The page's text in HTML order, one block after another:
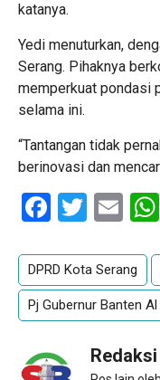
katanya.
Yedi menuturkan,
Serang. Pihaknya
memperkuat pondasi
selama ini.
“Tantangan tidak
berinovasi dan
DPRD Kota Serang
Pj Gubernur Banten
Redaksi